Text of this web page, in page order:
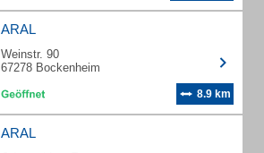
ARAL
Weinstr. 90
67278 Bockenheim
8.9 km
ARAL